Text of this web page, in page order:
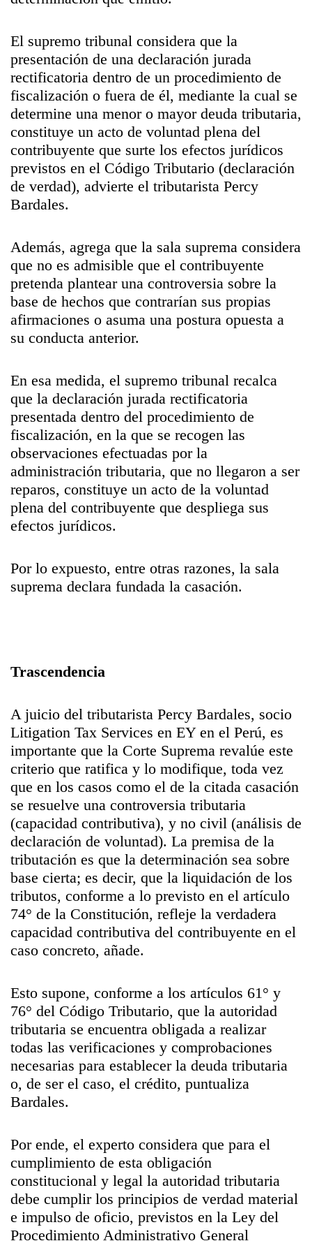
El supremo tribunal considera que la
presentación de una declaración jurada
rectificatoria dentro de un procedimiento de
fiscalización o fuera de él, mediante la cual se
determine una menor o mayor deuda tributaria,
constituye un acto de voluntad plena del
contribuyente que surte los efectos jurídicos
previstos en el Código Tributario (declaración
de verdad), advierte el tributarista Percy
Bardales.
Además, agrega que la sala suprema considera
que no es admisible que el contribuyente
pretenda plantear una controversia sobre la
base de hechos que contrarían sus propias
afirmaciones o asuma una postura opuesta a
su conducta anterior.
En esa medida, el supremo tribunal recalca
que la declaración jurada rectificatoria
presentada dentro del procedimiento de
fiscalización, en la que se recogen las
observaciones efectuadas por la
administración tributaria, que no llegaron a ser
reparos, constituye un acto de la voluntad
plena del contribuyente que despliega sus
efectos jurídicos.
Por lo expuesto, entre otras razones, la sala
suprema declara fundada la casación.
Trascendencia
A juicio del tributarista Percy Bardales, socio
Litigation Tax Services en EY en el Perú, es
importante que la Corte Suprema revalúe este
criterio que ratifica y lo modifique, toda vez
que en los casos como el de la citada casación
se resuelve una controversia tributaria
(capacidad contributiva), y no civil (análisis de
declaración de voluntad). La premisa de la
tributación es que la determinación sea sobre
base cierta; es decir, que la liquidación de los
tributos, conforme a lo previsto en el artículo
74° de la Constitución, refleje la verdadera
capacidad contributiva del contribuyente en el
caso concreto, añade.
Esto supone, conforme a los artículos 61° y
76° del Código Tributario, que la autoridad
tributaria se encuentra obligada a realizar
todas las verificaciones y comprobaciones
necesarias para establecer la deuda tributaria
o, de ser el caso, el crédito, puntualiza
Bardales.
Por ende, el experto considera que para el
cumplimiento de esta obligación
constitucional y legal la autoridad tributaria
debe cumplir los principios de verdad material
e impulso de oficio, previstos en la Ley del
Procedimiento Administrativo General